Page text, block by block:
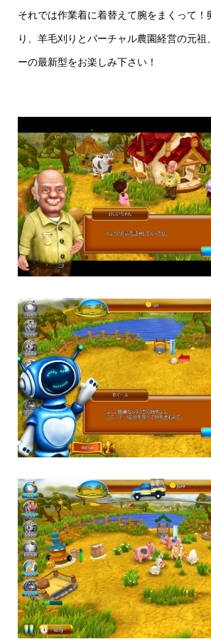
それでは作業着に着替えて腕をまくって！
り、羊毛刈りとバーチャル農園経営の元祖
ーの最新型をお楽しみ下さい！